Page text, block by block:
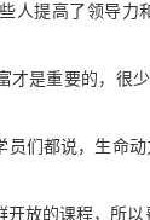
人提高了领导
才是重要的，很
们都说，生命
放的课程，所